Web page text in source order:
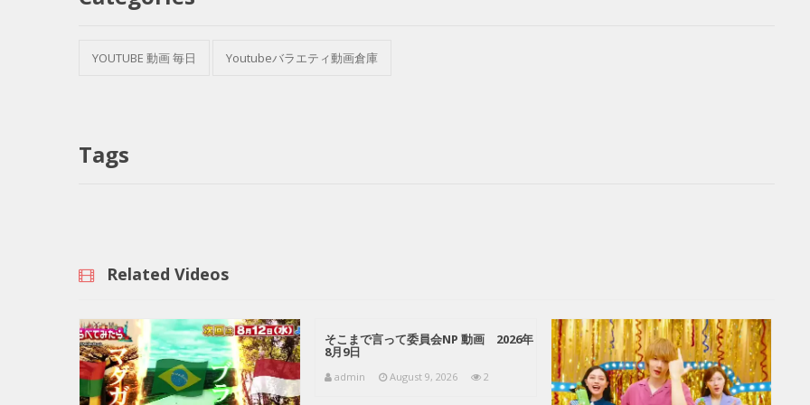
YOUTUBE 動画 毎日 Youtubeバラエティ動画倉庫
Tags
Related Videos
そこまで言って委員会NP 動画 2026年
8月9日
admin August 9, 2026 2